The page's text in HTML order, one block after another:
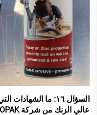
السؤال ١٦: ما